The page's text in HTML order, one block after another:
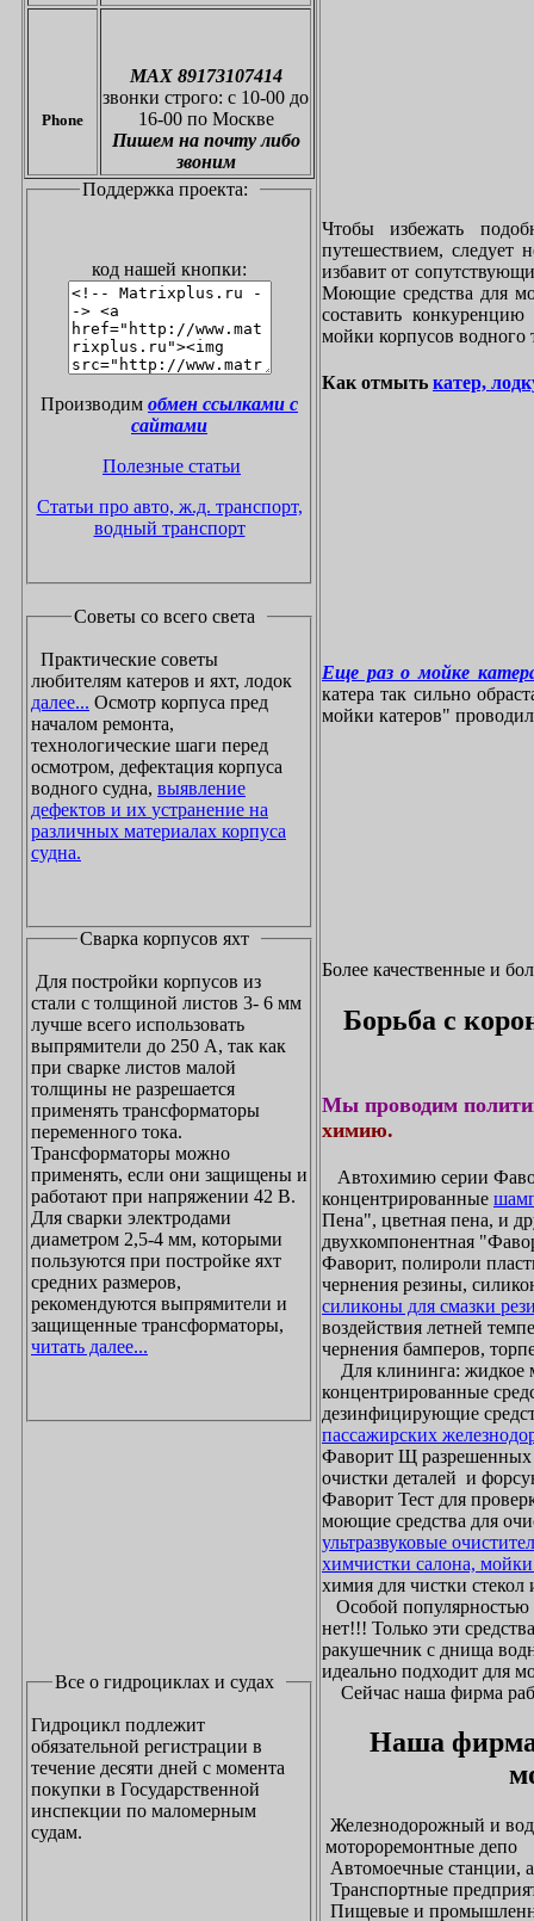
Phone
МАХ 89173107414
звонки строго: с 10-00 до
16-00 по Москве
Пишем на почту либо
звоним
Поддержка проекта:
код нашей кнопки:
Производим обмен ссылками с
сайтами
Полезные статьи
Статьи про авто, ж.д. транспорт,
водный транспорт
Советы со всего света
Практические советы
любителям катеров и яхт, лодок
далее... Осмотр корпуса пред
началом ремонта,
технологические шаги перед
осмотром, дефектация корпуса
водного судна, выявление
дефектов и их устранение на
различных материалах корпуса
судна.
Сварка корпусов яхт
Для постройки корпусов из
стали с толщиной листов 3- 6 мм
лучше всего использовать
выпрямители до 250 А, так как
при сварке листов малой
толщины не разрешается
применять трансформаторы
переменного тока.
Трансформаторы можно
применять, если они защищены и
работают при напряжении 42 В.
Для сварки электродами
диаметром 2,5-4 мм, которыми
пользуются при постройке яхт
средних размеров,
рекомендуются выпрямители и
защищенные трансформаторы,
читать далее...
Все о гидроциклах и судах
Гидроцикл подлежит
обязательной регистрации в
течение десяти дней с момента
покупки в Государственной
инспекции по маломерным
судам.
Чтобы избежать
путешествием, следует
избавит от
Моющие средства для
составить
мойки корпусов водного
Как отмыть катер,
Еще раз о мойке
катера так сильно
мойки катеров"
Более качественные и
Борьба с
Мы проводим
химию.
Автохимию серии
концентрированные
Пена", цветная пена, и
двухкомпонентная
Фаворит, полироли
чернения резины,
силиконы для смазки
воздействия летней
чернения бамперов,
Для клининга: жидкое
концентрированные
дезинфицирующие
пассажирских
Фаворит Щ
очистки деталей и
Фаворит Тест для
моющие средства для
ультразвуковые
химчистки салона,
химия для чистки стекол
Особой популярностью
нет!!! Только эти
ракушечник с днища
идеально подходит для
Сейчас наша фирма
Наша фирма
Железнодорожный и
мотороремонтные депо
Автомоечные станции,
Транспортные
Пищевые и